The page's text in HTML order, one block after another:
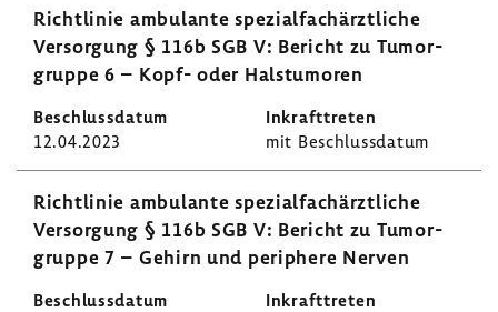
Richt­linie ambu­lante spezi­al­fach­ärzt­liche
Versor­gung § 116b SGB V: Bericht zu Tumor­
gruppe 6 – Kopf- oder Hals­tu­moren
12.04.2023 mit Beschluss­datum
Richt­linie ambu­lante spezi­al­fach­ärzt­liche
Versor­gung § 116b SGB V: Bericht zu Tumor­
gruppe 7 – Gehirn und peri­phere Nerven